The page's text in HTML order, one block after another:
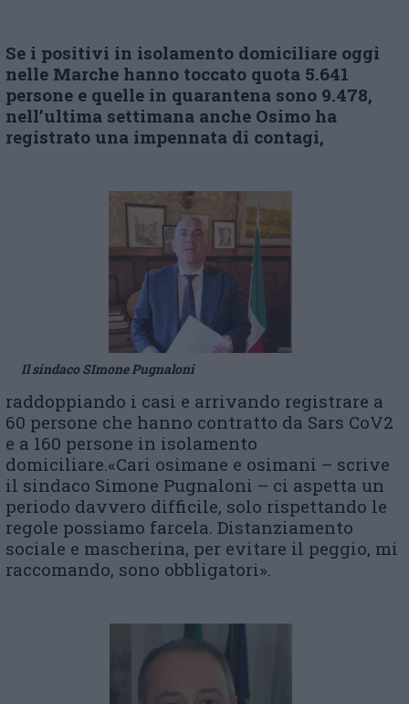
Se i positivi in isolamento domiciliare oggi
nelle Marche hanno toccato quota 5.641
persone e quelle in quarantena sono 9.478,
nell’ultima settimana anche Osimo ha
registrato una impennata di contagi,
Il sindaco SImone Pugnaloni
raddoppiando i casi e arrivando registrare a
60 persone che hanno contratto da Sars CoV2
e a 160 persone in isolamento
domiciliare.«Cari osimane e osimani – scrive
il sindaco Simone Pugnaloni – ci aspetta un
periodo davvero difficile, solo rispettando le
regole possiamo farcela. Distanziamento
sociale e mascherina, per evitare il peggio, mi
raccomando, sono obbligatori».